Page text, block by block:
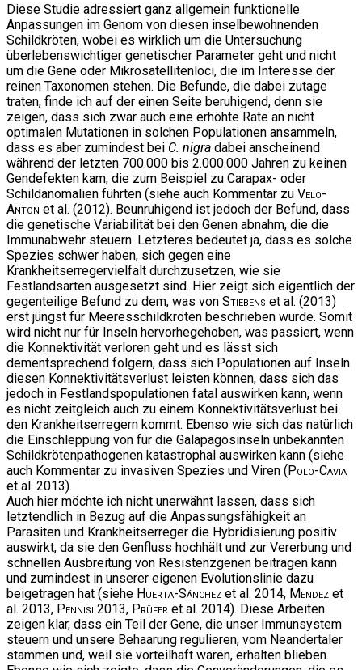
Diese Studie adressiert ganz allgemein funktionelle
Anpassungen im Genom von diesen inselbewohnenden
Schildkröten, wobei es wirklich um die Untersuchung
überlebenswichtiger genetischer Parameter geht und nicht
um die Gene oder Mikrosatellitenloci, die im Interesse der
reinen Taxonomen stehen. Die Befunde, die dabei zutage
traten, finde ich auf der einen Seite beruhigend, denn sie
zeigen, dass sich zwar auch eine erhöhte Rate an nicht
optimalen Mutationen in solchen Populationen ansammeln,
dass es aber zumindest bei C. nigra dabei anscheinend
während der letzten 700.000 bis 2.000.000 Jahren zu keinen
Gendefekten kam, die zum Beispiel zu Carapax- oder
Schildanomalien führten (siehe auch Kommentar zu Velo-
Anton et al. (2012). Beunruhigend ist jedoch der Befund, dass
die genetische Variabilität bei den Genen abnahm, die die
Immunabwehr steuern. Letzteres bedeutet ja, dass es solche
Spezies schwer haben, sich gegen eine
Krankheitserregervielfalt durchzusetzen, wie sie
Festlandsarten ausgesetzt sind. Hier zeigt sich eigentlich der
gegenteilige Befund zu dem, was von Stiebens et al. (2013)
erst jüngst für Meeresschildkröten beschrieben wurde. Somit
wird nicht nur für Inseln hervorhegehoben, was passiert, wenn
die Konnektivität verloren geht und es lässt sich
dementsprechend folgern, dass sich Populationen auf Inseln
diesen Konnektivitätsverlust leisten können, dass sich das
jedoch in Festlandspopulationen fatal auswirken kann, wenn
es nicht zeitgleich auch zu einem Konnektivitätsverlust bei
den Krankheitserregern kommt. Ebenso wie sich das natürlich
die Einschleppung von für die Galapagosinseln unbekannten
Schildkrötenpathogenen katastrophal auswirken kann (siehe
auch Kommentar zu invasiven Spezies und Viren (Polo-Cavia
et al. 2013).
Auch hier möchte ich nicht unerwähnt lassen, dass sich
letztendlich in Bezug auf die Anpassungsfähigkeit an
Parasiten und Krankheitserreger die Hybridisierung positiv
auswirkt, da sie den Genfluss hochhält und zur Vererbung und
schnellen Ausbreitung von Resistenzgenen beitragen kann
und zumindest in unserer eigenen Evolutionslinie dazu
beigetragen hat (siehe Huerta-Sánchez et al. 2014, Mendez et
al. 2013, Pennisi 2013, Prüfer et al. 2014). Diese Arbeiten
zeigen klar, dass ein Teil der Gene, die unser Immunsystem
steuern und unsere Behaarung regulieren, vom Neandertaler
stammen und, weil sie vorteilhaft waren, erhalten blieben.